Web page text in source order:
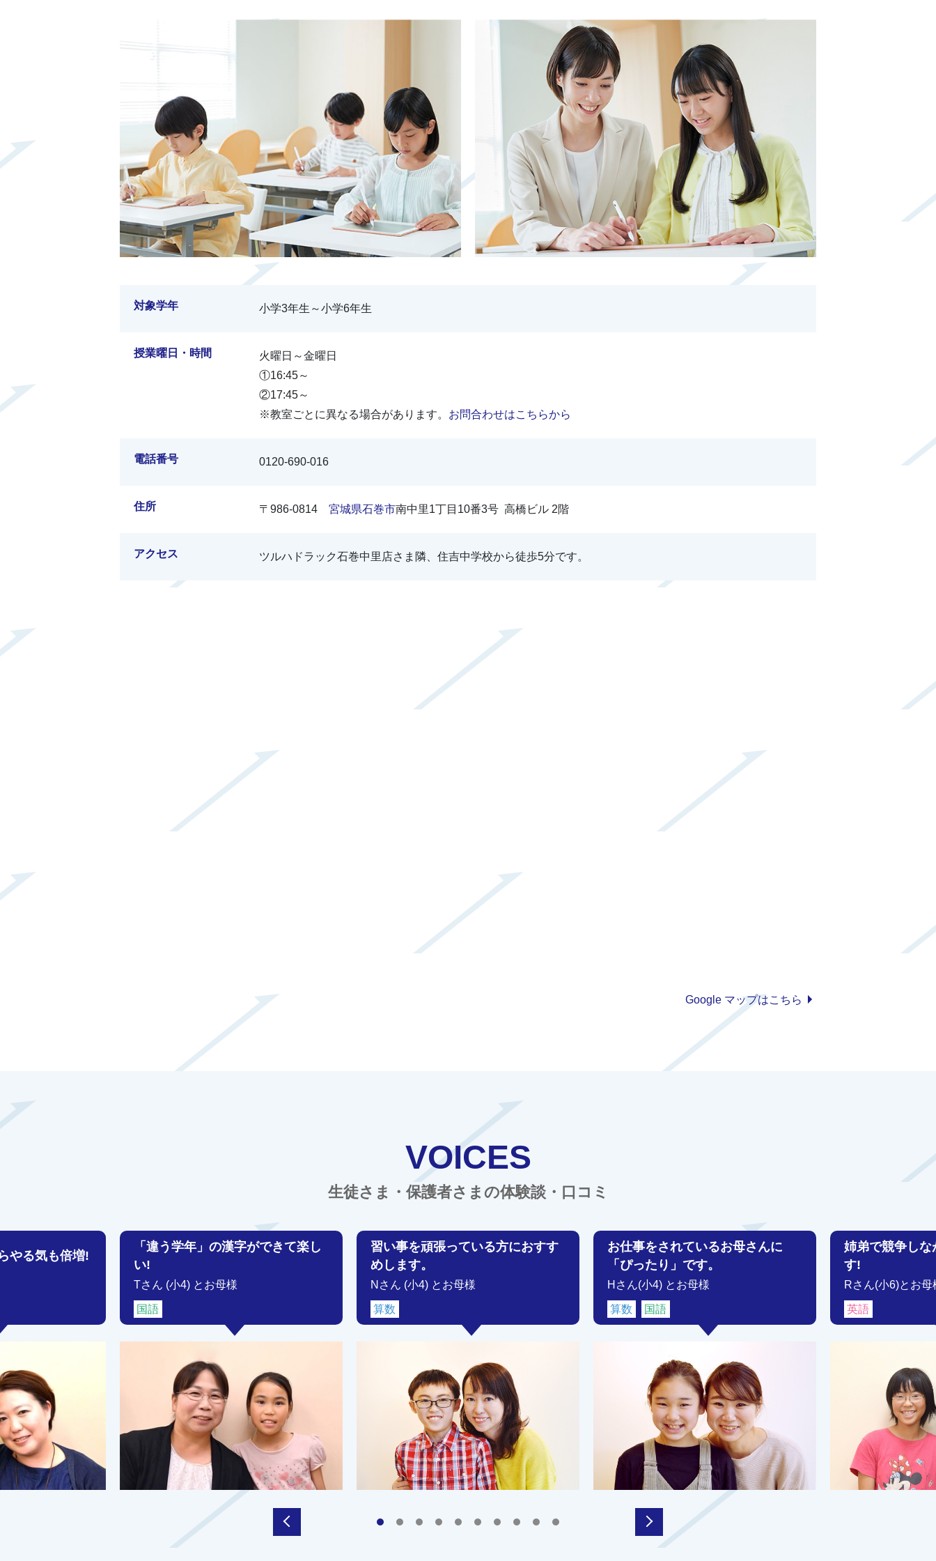
対象学年 小学3年生～小学6年生
授業曜日・時間
火曜日～金曜日
①16:45～
②17:45～
※教室ごとに異なる場合があります。 お問合わせはこちらから
電話番号 0120-690-016
住所 〒986-0814 宮城県石巻市南中里1丁目10番3号 高橋ビル 2階
アクセス ツルハドラック石巻中里店さま隣、住吉中学校から徒歩5分です。
Google マップはこちら
VOICES
生徒さま・保護者さまの体験談・口コミ
やる気も倍増!
「違う学年」の漢字ができて楽し
い!
Tさん (小4) とお母様
国語
習い事を頑張っている方におすす
めします。
Nさん (小4) とお母様
算数
お仕事をされているお母さんに
「ぴったり」です。
Hさん(小4) とお母様
算数 国語
姉弟で競争し
す!
Rさん(小6)とお母
英語